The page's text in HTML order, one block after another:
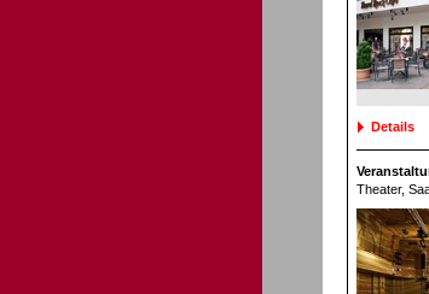
Details
Theater,